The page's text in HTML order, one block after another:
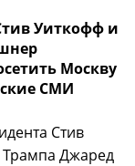
Уиткофф и
Москву
СМИ
Стив
Джаред